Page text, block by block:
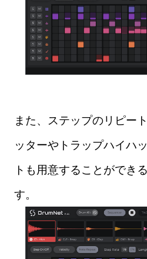
また、ステップのリピー
ッターやトラップハイハ
トも用意することができ
す。